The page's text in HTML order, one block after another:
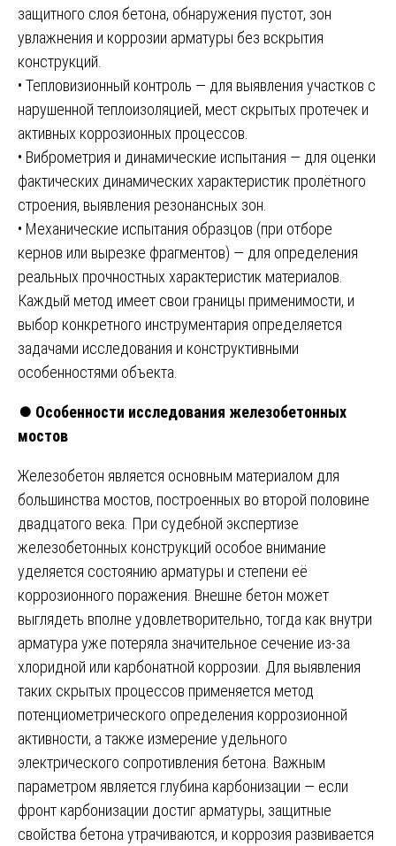
защитного слоя бетона, обнаружения пустот, зон
увлажнения и коррозии арматуры без вскрытия
конструкций.
• Тепловизионный контроль — для выявления участков с
нарушенной теплоизоляцией, мест скрытых протечек и
активных коррозионных процессов.
• Виброметрия и динамические испытания — для оценки
фактических динамических характеристик пролётного
строения, выявления резонансных зон.
• Механические испытания образцов (при отборе
кернов или вырезке фрагментов) — для определения
реальных прочностных характеристик материалов.
Каждый метод имеет свои границы применимости, и
выбор конкретного инструментария определяется
задачами исследования и конструктивными
особенностями объекта.
⏺️ Особенности исследования железобетонных
мостов
Железобетон является основным материалом для
большинства мостов, построенных во второй половине
двадцатого века. При судебной экспертизе
железобетонных конструкций особое внимание
уделяется состоянию арматуры и степени её
коррозионного поражения. Внешне бетон может
выглядеть вполне удовлетворительно, тогда как внутри
арматура уже потеряла значительное сечение из-за
хлоридной или карбонатной коррозии. Для выявления
таких скрытых процессов применяется метод
потенциометрического определения коррозионной
активности, а также измерение удельного
электрического сопротивления бетона. Важным
параметром является глубина карбонизации — если
фронт карбонизации достиг арматуры, защитные
свойства бетона утрачиваются, и коррозия развивается